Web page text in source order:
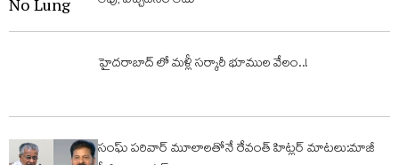
హైదరాబాద్ లో మళ్లీ సర్కారీ భూముల వేలం..!
సంఘ్ ప‌రివార్‌ మూలాలతోనే రేవంత్ హిట్లర్ మాటలు:మాజీ